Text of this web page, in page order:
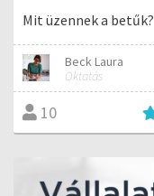
Mit üzennek a betűk?
Beck Laura
Oktatás
10